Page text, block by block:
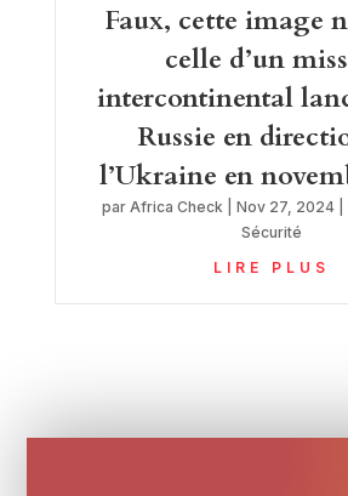
Faux, cette image
celle d’un
intercontinental
Russie en
l’Ukraine en
par Africa Check Nov 27, 2024|
Sécurité
LIRE PLUS